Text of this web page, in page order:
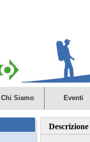
Chi Siamo Eventi
Descrizione